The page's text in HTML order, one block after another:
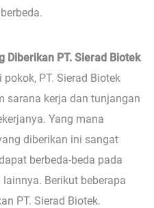
Diberikan PT. Sierad Biotek
PT. Sierad Biotek
sarana kerja dan tunjangan
Yang mana
diberikan ini sangat
berbeda-beda pada
Berikut beberapa
PT. Sierad Biotek.